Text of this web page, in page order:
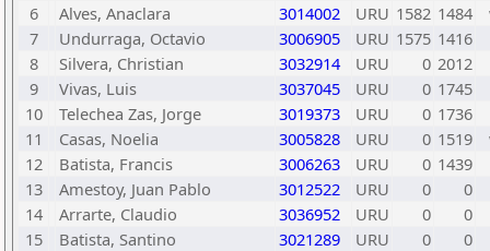
6
Alves, Anaclara 3014002 URU 1582 1484
7
Undurraga, Octavio 3006905 URU 1575 1416
8
Silvera, Christian 3032914 URU 0 2012
9
Vivas, Luis 3037045 URU 0 1745
10
Telechea Zas, Jorge 3019373 URU 0 1736
11
Casas, Noelia 3005828 URU 0 1519
12
Batista, Francis 3006263 URU 0 1439
13
Amestoy, Juan Pablo 3012522 URU 0
0
14
Arrarte, Claudio 3036952 URU 0
0
15
Batista, Santino 3021289 URU 0
0